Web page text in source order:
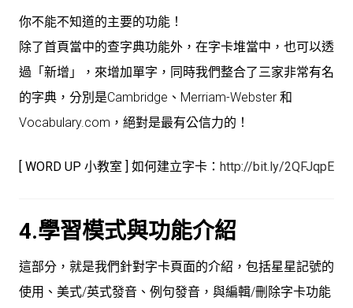
你不能不知道的主要的功能！
除了首頁當中的查字典功能外，在字卡堆當中，也可以透
過「新增」，來增加單字，同時我們整合了三家非常有名
的字典，分別是Cambridge、Merriam-Webster 和
Vocabulary.com，絕對是最有公信力的！
[ WORD UP 小教室 ] 如何建立字卡： http://bit.ly/2QFJqpE
4.學習模式與功能介紹
這部分，就是我們針對字卡頁面的介紹，包括星星記號的
使用、美式/英式發音、例句發音，與編輯/刪除字卡功能